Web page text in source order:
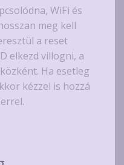
WiFi és
meg kell
a reset
elkezd villogni, a
Ha esetleg
kézzel is hozzá